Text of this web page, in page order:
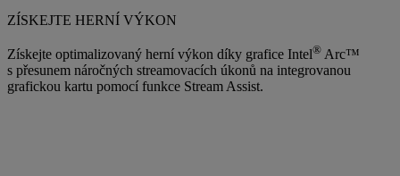
ZÍSKEJTE HERNÍ VÝKON
Získejte optimalizovaný herní výkon díky grafice Intel® Arc™
s přesunem náročných streamovacích úkonů na integrovanou
grafickou kartu pomocí funkce Stream Assist.